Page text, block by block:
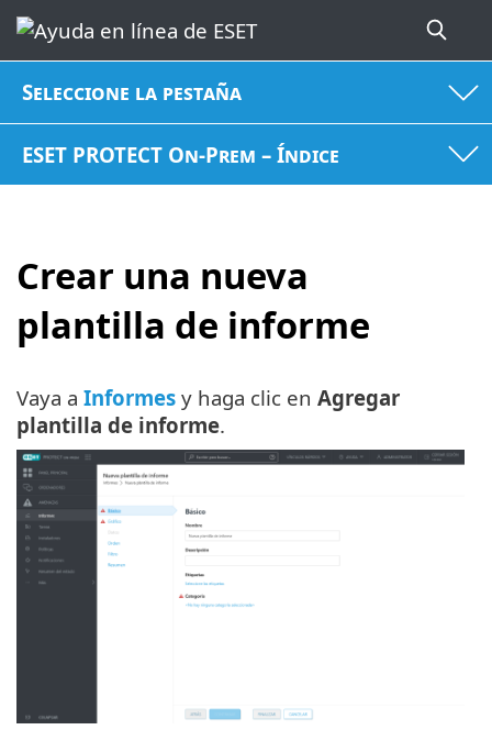
Seleccione la pestaña
ESET PROTECT On-Prem – Índice
Crear una nueva
plantilla de informe
Vaya a Informes y haga clic en Agregar
plantilla de informe.